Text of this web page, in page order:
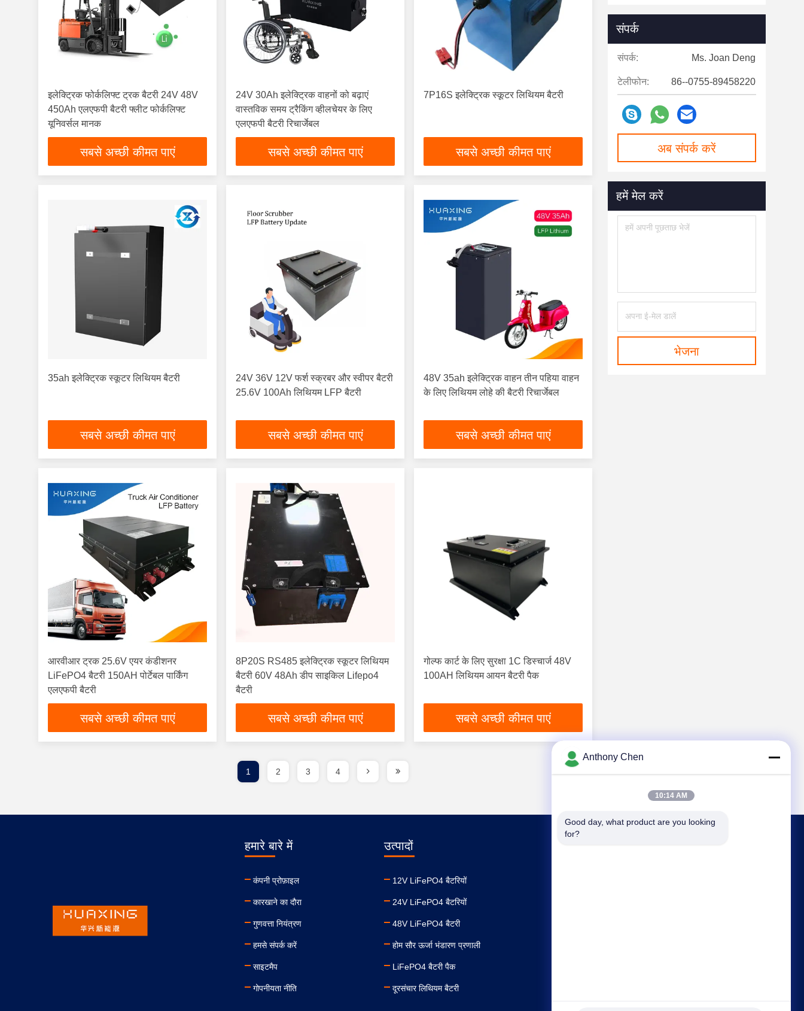
इलेक्ट्रिक फोर्कलिफ्ट ट्रक बैटरी 24V 48V
450Ah एलएफपी बैटरी फ्लीट फोर्कलिफ्ट
यूनिवर्सल मानक
सबसे अच्छी कीमत पाएं
24V 30Ah इलेक्ट्रिक वाहनों को बढ़ाएं
वास्तविक समय ट्रैकिंग व्हीलचेयर के लिए
एलएफपी बैटरी रिचार्जेबल
सबसे अच्छी कीमत पाएं
7P16S इलेक्ट्रिक स्कूटर लिथियम बैटरी
सबसे अच्छी कीमत पाएं
35ah इलेक्ट्रिक स्कूटर लिथियम बैटरी
सबसे अच्छी कीमत पाएं
24V 36V 12V फर्श स्क्रबर और स्वीपर बैटरी
25.6V 100Ah लिथियम LFP बैटरी
सबसे अच्छी कीमत पाएं
48V 35ah इलेक्ट्रिक वाहन तीन पहिया वाहन
के लिए लिथियम लोहे की बैटरी रिचार्जेबल
सबसे अच्छी कीमत पाएं
आरवीआर ट्रक 25.6V एयर कंडीशनर
LiFePO4 बैटरी 150AH पोर्टेबल पार्किंग
एलएफपी बैटरी
सबसे अच्छी कीमत पाएं
8P20S RS485 इलेक्ट्रिक स्कूटर लिथियम
बैटरी 60V 48Ah डीप साइकिल Lifepo4
बैटरी
सबसे अच्छी कीमत पाएं
गोल्फ कार्ट के लिए सुरक्षा 1C डिस्चार्ज 48V
100AH ​​लिथियम आयन बैटरी पैक
सबसे अच्छी कीमत पाएं
संपर्क
संपर्क: Ms. Joan Deng
टेलीफोन: 86--0755-89458220
अब संपर्क करें
हमें मेल करें
भेजना
1 2 3 4
हमारे बारे में
कंपनी प्रोफ़ाइल
कारखाने का दौरा
गुणवत्ता नियंत्रण
हमसे संपर्क करें
साइटमैप
गोपनीयता नीति
उत्पादों
12V LiFePO4 बैटरियों
24V LiFePO4 बैटरियों
48V LiFePO4 बैटरी
होम सौर ऊर्जा भंडारण प्रणाली
LiFePO4 बैटरी पैक
दूरसंचार लिथियम बैटरी
Anthony Chen
10:14 AM
Good day, what product are you looking
for?